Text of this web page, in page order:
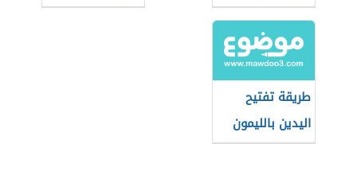
بالمنزل بسرعة
طريقة تفتيح
اليدين بالليمون